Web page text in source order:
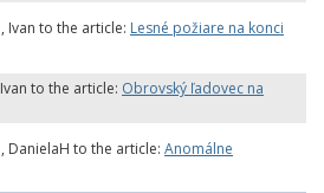
, Ivan to the article: Lesné požiare na konci
Ivan to the article: Obrovský ľadovec na
, DanielaH to the article: Anomálne